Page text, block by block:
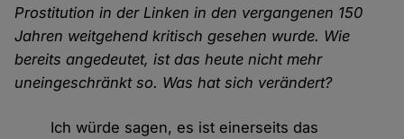
Prostitution in der Linken in den vergangenen 150
Jahren weitgehend kritisch gesehen wurde. Wie
bereits angedeutet, ist das heute nicht mehr
uneingeschränkt so. Was hat sich verändert?
Ich würde sagen, es ist einerseits das